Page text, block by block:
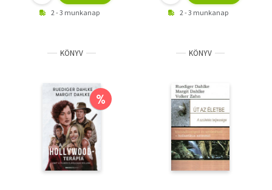
2 - 3 munkanap 2 - 3 munkanap
KÖNYV
%
KÖNYV